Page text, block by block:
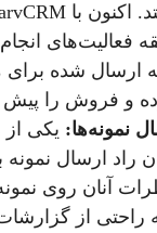
فعالیت‌های
ارسال شده
و فروش را پیش
نمونه‌ها: یکی
راد ارسال نمونه
آنان روی